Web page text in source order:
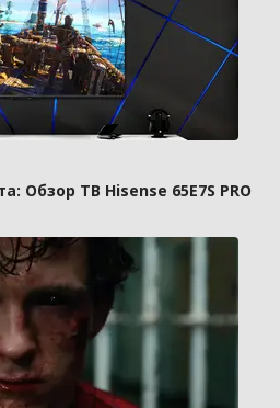
Обзор ТВ Hisense 65E7S PRO